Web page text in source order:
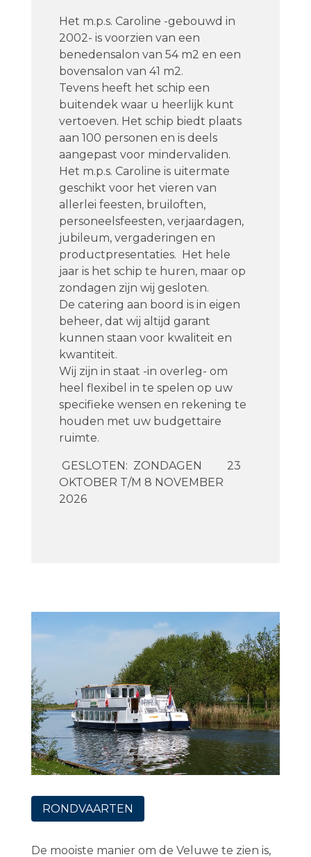
Het m.p.s. Caroline -gebouwd in
2002- is voorzien van een
benedensalon van 54 m2 en een
bovensalon van 41 m2.
Tevens heeft het schip een
buitendek waar u heerlijk kunt
vertoeven. Het schip biedt plaats
aan 100 personen en is deels
aangepast voor mindervaliden.
Het m.p.s. Caroline is uitermate
geschikt voor het vieren van
allerlei feesten, bruiloften,
personeelsfeesten, verjaardagen,
jubileum, vergaderingen en
productpresentaties. Het hele
jaar is het schip te huren, maar op
zondagen zijn wij gesloten.
De catering aan boord is in eigen
beheer, dat wij altijd garant
kunnen staan voor kwaliteit en
kwantiteit.
Wij zijn in staat -in overleg- om
heel flexibel in te spelen op uw
specifieke wensen en rekening te
houden met uw budgettaire
ruimte.
GESLOTEN: ZONDAGEN 23
OKTOBER T/M 8 NOVEMBER
2026
RONDVAARTEN
De mooiste manier om de Veluwe te zien is,